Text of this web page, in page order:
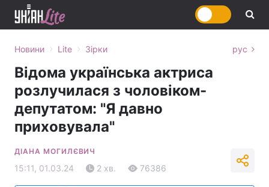
Новини › Lite › Зірки рус
Відома українська актриса
розлучилася з чоловіком-
депутатом: "Я давно
приховувала"
ДІАНА МОГИЛЄВИЧ
15:11, 01.03.24 2 хв. 76386